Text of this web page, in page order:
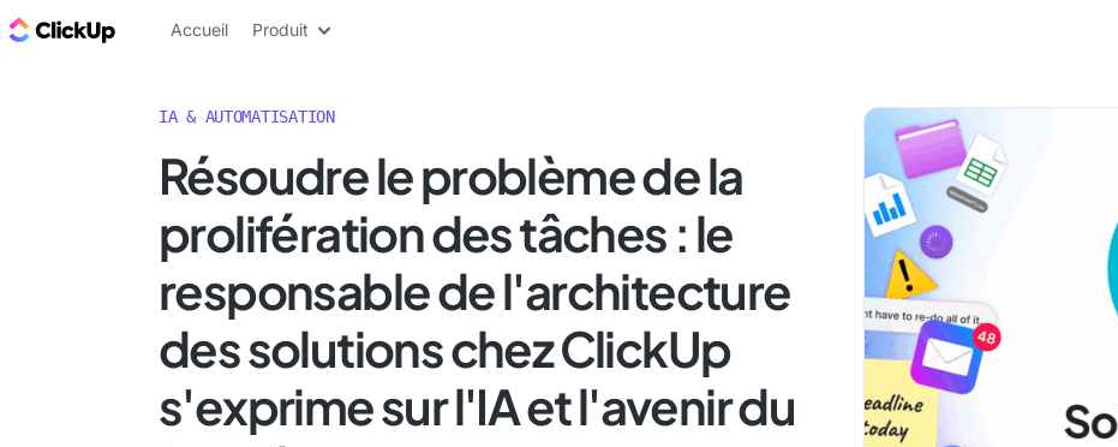
ClickUp Blog
Accueil Produit
IA & AUTOMATISATION
Résoudre le problème de la
prolifération des tâches : le
responsable de l'architecture
des solutions chez ClickUp
s'exprime sur l'IA et l'avenir du